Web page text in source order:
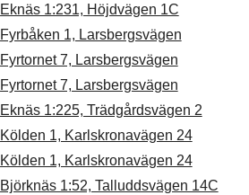
Eknäs 1:231, Höjdvägen 1C
Fyrbåken 1, Larsbergsvägen
Fyrtornet 7, Larsbergsvägen
Fyrtornet 7, Larsbergsvägen
Eknäs 1:225, Trädgårdsvägen 2
Kölden 1, Karlskronavägen 24
Kölden 1, Karlskronavägen 24
Björknäs 1:52, Talluddsvägen 14C